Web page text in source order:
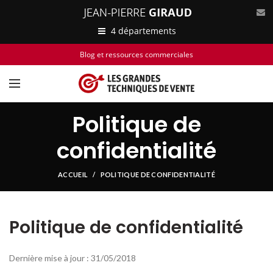
4 départements
Blog et ressources commerciales
Politique de
confidentialité
ACCUEIL POLITIQUE DE CONFIDENTIALITÉ
Politique de confidentialité
Dernière mise à jour : 31/05/2018